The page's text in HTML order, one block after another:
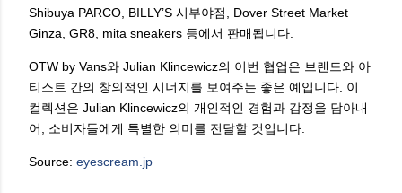
Shibuya PARCO, BILLY’S 시부야점, Dover Street Market
Ginza, GR8, mita sneakers 등에서 판매됩니다.
OTW by Vans와 Julian Klincewicz의 이번 협업은 브랜드와 아
티스트 간의 창의적인 시너지를 보여주는 좋은 예입니다. 이
컬렉션은 Julian Klincewicz의 개인적인 경험과 감정을 담아내
어, 소비자들에게 특별한 의미를 전달할 것입니다.
Source: eyescream.jp